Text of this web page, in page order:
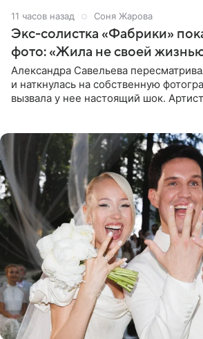
11 часов назад Соня Жарова
Экс-солистка «Фабрики»
фото: «Жила не своей
Александра Савельева
и наткнулась на собственную
вызвала у нее настоящий шок.